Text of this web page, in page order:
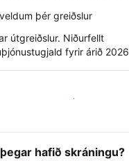
þér greiðslur
útgreiðslur. Niðurfellt
fyrir árið 2026
Byrja núna
hafið skráningu?